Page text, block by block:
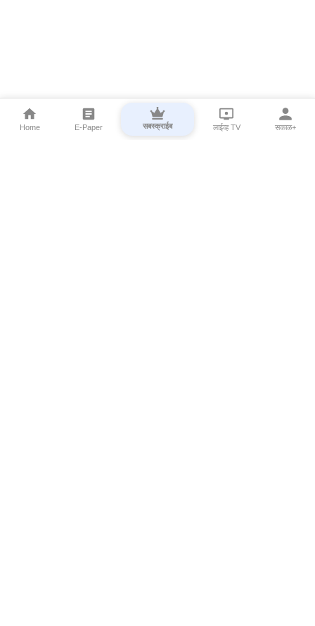
Home E-Paper सबस्क्राईब लाईव्ह TV सकाळ+